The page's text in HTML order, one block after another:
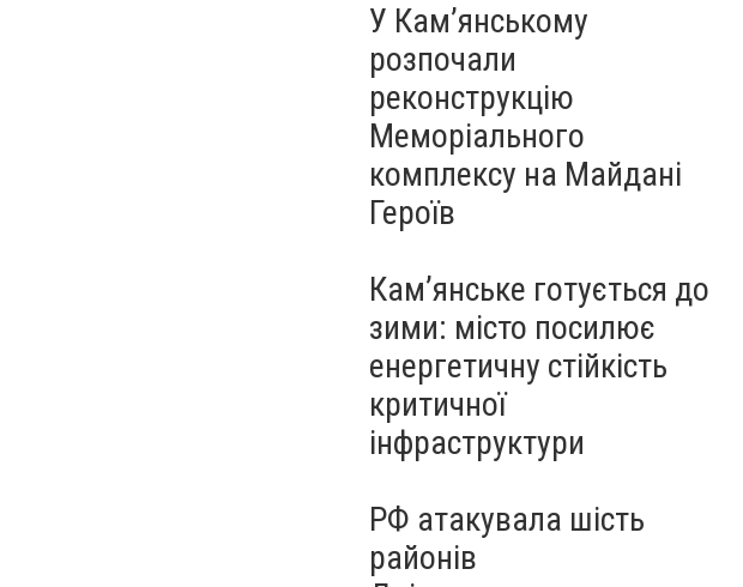
У Кам’янському
розпочали
реконструкцію
Меморіального
комплексу на Майдані
Героїв
Кам’янське готується до
зими: місто посилює
енергетичну стійкість
критичної
інфраструктури
РФ атакувала шість
районів